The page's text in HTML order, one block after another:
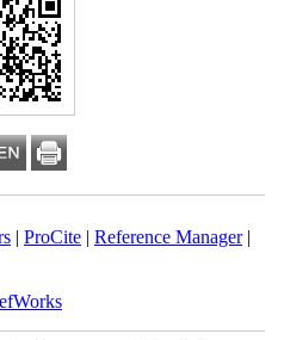
|ProCite|Reference Manager
RefWorks